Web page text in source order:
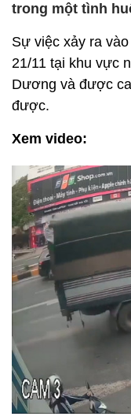
trong một tình
Sự việc xảy ra
21/11 tại khu vực
Dương và được
được.
Xem video: